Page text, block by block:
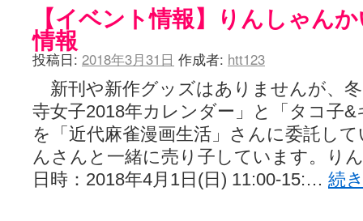
【イベント情報】りんしゃん
情報
投稿日: 2018年3月31日 作成者: htt123
新刊や新作グッズはありませんが、
寺女子2018年カレンダー」と「タコ子
を「近代麻雀漫画生活」さんに委託し
んさんと一緒に売り子しています。り
日時：2018年4月1日(日) 11:00-15:… 続